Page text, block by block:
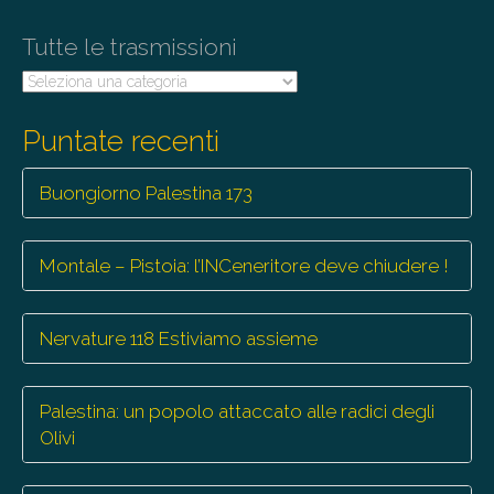
Tutte le trasmissioni
Tutte
Puntate recenti
Buongiorno Palestina 173
Montale – Pistoia: l’INCeneritore deve chiudere !
Nervature 118 Estiviamo assieme
Palestina: un popolo attaccato alle radici degli
Olivi